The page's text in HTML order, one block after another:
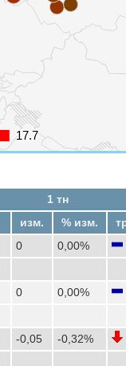
17.7
17.7
1 тн
изм. % изм.
0
0,00%
0
0,00%
-0,05
-0,32%